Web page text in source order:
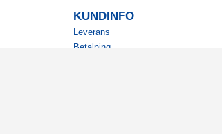
KUNDINFO
Leverans
Betalning